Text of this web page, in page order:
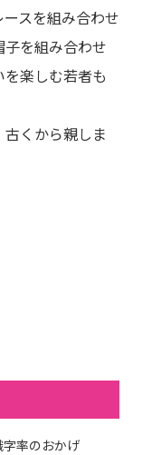
スを組み合わせ
を組み合わせ
楽しむ若者も
くから親しま
率のおかげ